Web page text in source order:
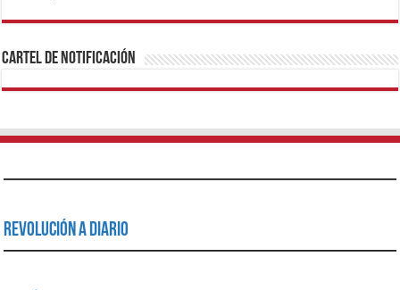
1xbetBetturkeyBetistKralbetSupertotobetTipobetMatadorbetMariobet
https://mvbcasino.com/
Cartel de Notificación
Revolución a Diario